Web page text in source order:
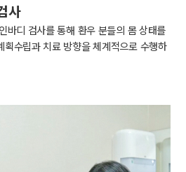
사
바디 검사를 통해 환우 분들의 몸 상태를
수립과 치료 방향을 체계적으로 수행하